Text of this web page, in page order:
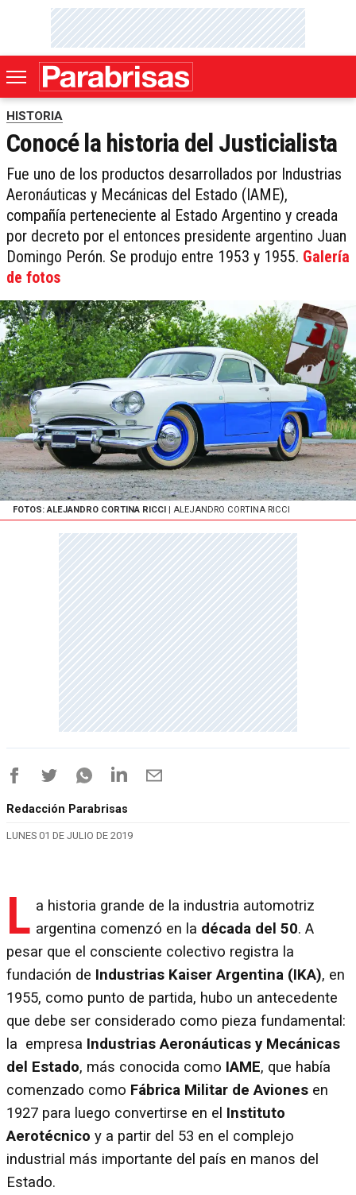
HISTORIA
Conocé la historia del Justicialista
Fue uno de los productos desarrollados por Industrias
Aeronáuticas y Mecánicas del Estado (IAME),
compañía perteneciente al Estado Argentino y creada
por decreto por el entonces presidente argentino Juan
Domingo Perón. Se produjo entre 1953 y 1955. Galería
de fotos
FOTOS: ALEJANDRO CORTINA RICCI | ALEJANDRO CORTINA RICCI
Redacción Parabrisas
LUNES 01 DE JULIO DE 2019
L a historia grande de la industria automotriz
argentina comenzó en la década del 50. A
pesar que el consciente colectivo registra la
fundación de Industrias Kaiser Argentina (IKA), en
1955, como punto de partida, hubo un antecedente
que debe ser considerado como pieza fundamental:
la empresa Industrias Aeronáuticas y Mecánicas
del Estado, más conocida como IAME, que había
comenzado como Fábrica Militar de Aviones en
1927 para luego convertirse en el Instituto
Aerotécnico y a partir del 53 en el complejo
industrial más importante del país en manos del
Estado.